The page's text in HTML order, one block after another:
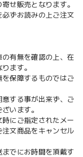
せ販売となります。
ずお読みの上ご注文
の有無を確認の上、在
ます。
を保障するものではご
意する事が出来ず、ご
います。
にご指定されたメー
文商品をキャンセル
までにお時間を頂戴す